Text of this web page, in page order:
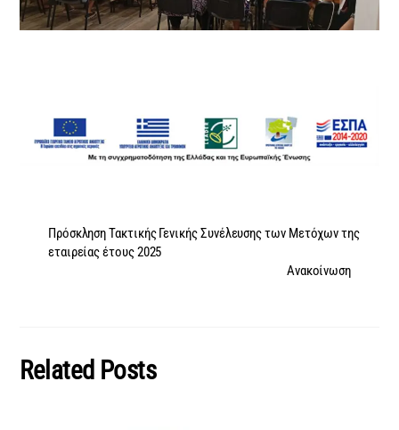
Πρόσκληση Τακτικής Γενικής Συνέλευσης των Μετόχων της
εταιρείας έτους 2025
Ανακοίνωση
Related Posts